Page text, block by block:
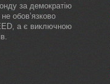
за демократію
обов’язково
а є виключною